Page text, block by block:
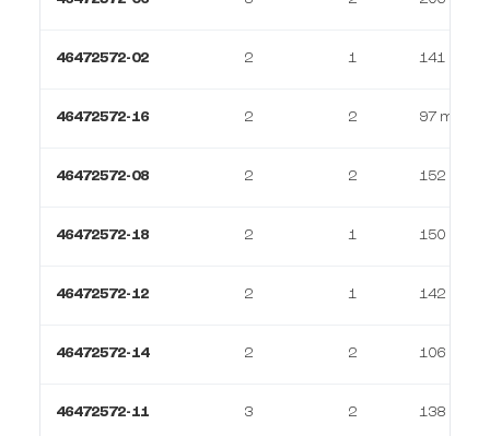
46472572-02 2 1 141 m²
46472572-16 2 2 97 m²
46472572-08 2 2 152 m²
46472572-18 2 1 150 m²
46472572-12 2 1 142 m²
46472572-14 2 2 106 m²
46472572-11 3 2 138 m²